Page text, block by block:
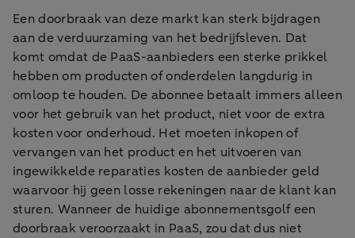
Een doorbraak van deze markt kan sterk bijdragen
aan de verduurzaming van het bedrijfsleven. Dat
komt omdat de PaaS-aanbieders een sterke prikkel
hebben om producten of onderdelen langdurig in
omloop te houden. De abonnee betaalt immers alleen
voor het gebruik van het product, niet voor de extra
kosten voor onderhoud. Het moeten inkopen of
vervangen van het product en het uitvoeren van
ingewikkelde reparaties kosten de aanbieder geld
waarvoor hij geen losse rekeningen naar de klant kan
sturen. Wanneer de huidige abonnementsgolf een
doorbraak veroorzaakt in PaaS, zou dat dus niet